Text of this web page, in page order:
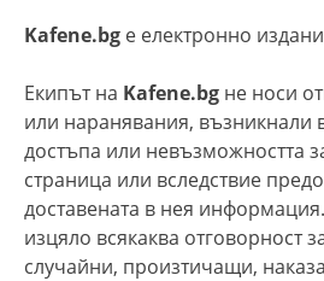
Kafene.bg е електронно
Екипът на Kafene.bg не носи
или наранявания, възникнали
достъпа или невъзможността
страница или вследствие
доставената в нея
изцяло всякаква отговорност
случайни, произтичащи,